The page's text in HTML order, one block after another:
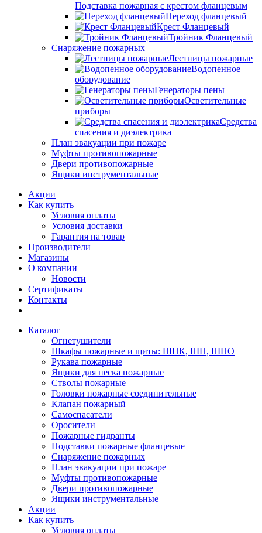
Подставка пожарная с крестом фланцевым
Переход фланцевый
Крест Фланцевый
Тройник Фланцевый
Снаряжение пожарных
Лестницы пожарные
Водопенное
оборудование
Генераторы пены
Осветительные
приборы
Средства
спасения и диэлектрика
План эвакуации при пожаре
Муфты противопожарные
Двери противопожарные
Ящики инструментальные
Акции
Как купить
Условия оплаты
Условия доставки
Гарантия на товар
Производители
Магазины
О компании
Новости
Сертификаты
Контакты
Каталог
Огнетушители
Шкафы пожарные и щиты: ШПК, ШП, ШПО
Рукава пожарные
Ящики для песка пожарные
Стволы пожарные
Головки пожарные соединительные
Клапан пожарный
Самоспасатели
Оросители
Пожарные гидранты
Подставки пожарные фланцевые
Снаряжение пожарных
План эвакуации при пожаре
Муфты противопожарные
Двери противопожарные
Ящики инструментальные
Акции
Как купить
Условия оплаты